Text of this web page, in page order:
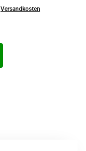
Versandkosten